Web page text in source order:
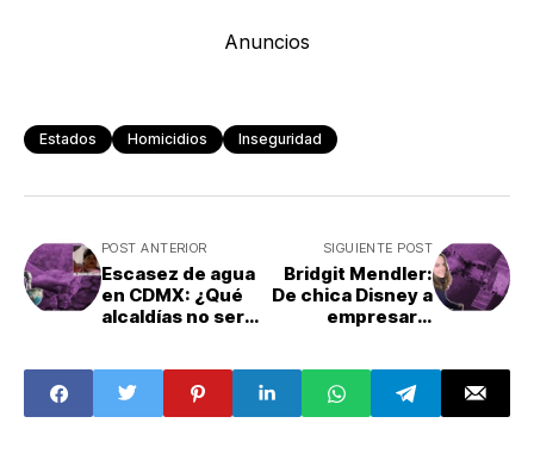
Anuncios
Estados Homicidios Inseguridad
POST ANTERIOR
Escasez de agua
en CDMX: ¿Qué
alcaldías no serán
SIGUIENTE POST
Bridgit Mendler:
De chica Disney a
empresaria